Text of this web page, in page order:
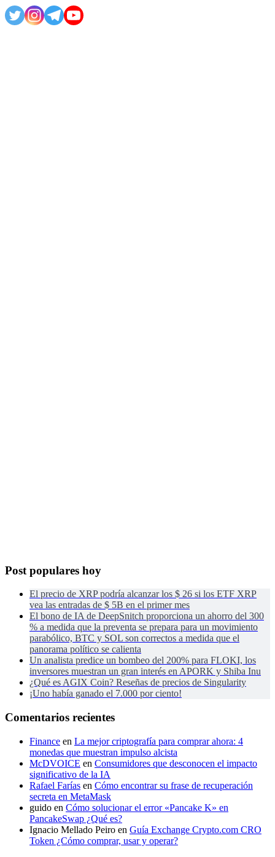
Post populares hoy
El precio de XRP podría alcanzar los $ 26 si los ETF XRP
vea las entradas de $ 5B en el primer mes
El bono de IA de DeepSnitch proporciona un ahorro del 300
% a medida que la preventa se prepara para un movimiento
parabólico, BTC y SOL son correctos a medida que el
panorama político se calienta
Un analista predice un bombeo del 200% para FLOKI, los
inversores muestran un gran interés en APORK y Shiba Inu
¿Qué es AGIX Coin? Reseñas de precios de Singularity
¡Uno había ganado el 7.000 por ciento!
Comentarios recientes
Finance en La mejor criptografía para comprar ahora: 4
monedas que muestran impulso alcista
McDVOICE en Consumidores que desconocen el impacto
significativo de la IA
Rafael Farías en Cómo encontrar su frase de recuperación
secreta en MetaMask
guido en Cómo solucionar el error «Pancake K» en
PancakeSwap ¿Qué es?
Ignacio Mellado Peiro en Guía Exchange Crypto.com CRO
Token ¿Cómo comprar, usar y operar?